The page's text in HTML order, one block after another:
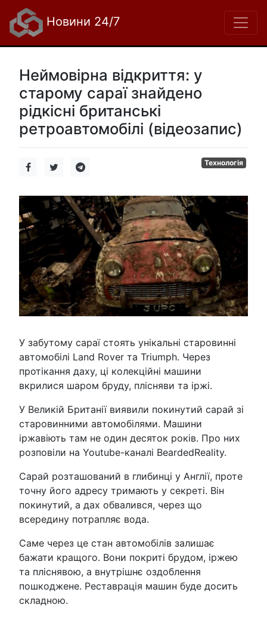
Новини 24/7
Неймовірна відкриття: у
старому сараї знайдено
рідкісні британські
ретроавтомобілі (відеозапис)
Технологія
У забутому сараї стоять унікальні старовинні
автомобілі Land Rover та Triumph. Через
протікання даху, ці колекційні машини
вкрилися шаром бруду, плісняви та іржі.
У Великій Британії виявили покинутий сарай зі
старовинними автомобілями. Машини
іржавіють там не один десяток років. Про них
розповіли на Youtube-каналі BeardedReality.
Сарай розташований в глибинці у Англії, проте
точну його адресу тримають у секреті. Він
покинутий, а дах обвалився, через що
всередину потрапляє вода.
Саме через це стан автомобілів залишає
бажати кращого. Вони покриті брудом, іржею
та пліснявою, а внутрішнє оздоблення
пошкоджене. Реставрація машин буде досить
складною.